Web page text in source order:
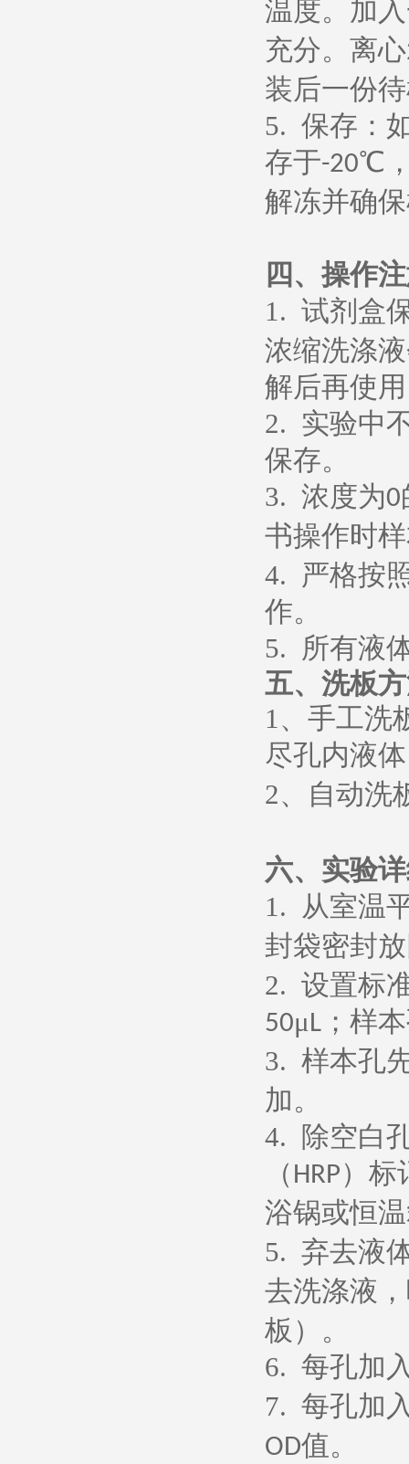
温度。加
充分。离心
装后一份
5. 保存：
存于-20℃
解冻并确
四、操作
1. 试剂盒
浓缩洗涤
解后再使
2. 实验中
保存。
3. 浓度为0
书操作时
4. 严格按
作。
5. 所有液
五、 洗板
1、 手工洗
尽孔内液
2、 自动洗
六、 实验
1. 从室温
封袋密封
2. 设置标
50μL ；样
3. 样本孔
加。
4. 除空白
（ HRP）标
浴锅或恒
5. 弃去液
去洗涤液
板）。
6. 每孔加
7. 每孔加
OD值。